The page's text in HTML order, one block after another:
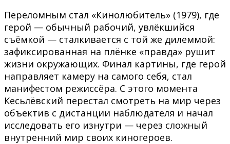
Переломным стал «Кинолюбитель» (1979), где
герой — обычный рабочий, увлёкшийся
съёмкой — сталкивается с той же дилеммой:
зафиксированная на плёнке «правда» рушит
жизни окружающих. Финал картины, где герой
направляет камеру на самого себя, стал
манифестом режиссёра. С этого момента
Кесьлёвский перестал смотреть на мир через
объектив с дистанции наблюдателя и начал
исследовать его изнутри — через сложный
внутренний мир своих киногероев.